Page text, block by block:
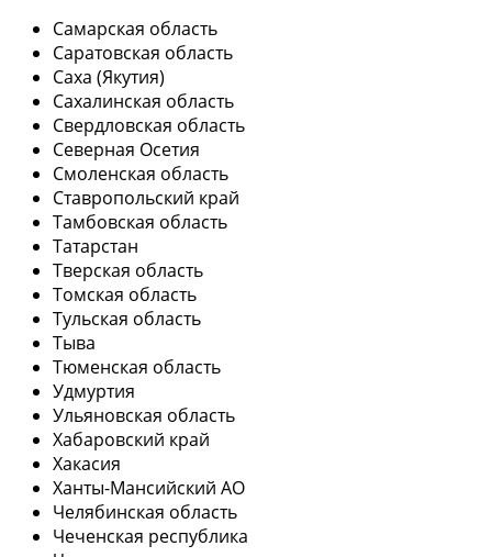
Самарская область
Саратовская область
Саха (Якутия)
Сахалинская область
Свердловская область
Северная Осетия
Смоленская область
Ставропольский край
Тамбовская область
Татарстан
Тверская область
Томская область
Тульская область
Тыва
Тюменская область
Удмуртия
Ульяновская область
Хабаровский край
Хакасия
Ханты-Мансийский АО
Челябинская область
Чеченская республика